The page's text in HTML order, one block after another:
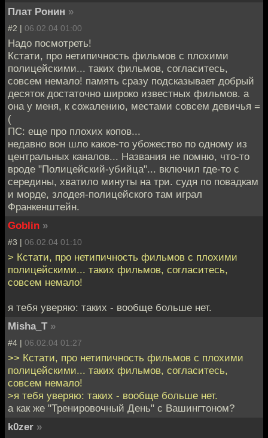
Плат Ронин »
#2 | 06.02.04 01:00
Надо посмотреть!
Кстати, про нетипичность фильмов с плохими
полицейскими... таких фильмов, согласитесь,
совсем немало! память сразу подсказывает добрый
десяток достаточно широко известных фильмов. а
она у меня, к сожалению, местами совсем девичья =
(
ПС: еще про плохих копов...
недавно вон шло какое-то убожество по одному из
центральных каналов... Названия не помню, что-то
вроде "Полицейский-убийца"... включил где-то с
середины, хватило минуты на три. судя по повадкам
и морде, злодея-полицейского там играл
Франкенштейн.
Goblin »
#3 | 06.02.04 01:10
> Кстати, про нетипичность фильмов с плохими
полицейскими... таких фильмов, согласитесь,
совсем немало!
я тебя уверяю: таких - вообще больше нет.
Misha_T »
#4 | 06.02.04 01:27
>> Кстати, про нетипичность фильмов с плохими
полицейскими... таких фильмов, согласитесь,
совсем немало!
>я тебя уверяю: таких - вообще больше нет.
а как же "Тренировочный День" с Вашингтоном?
k0zer »